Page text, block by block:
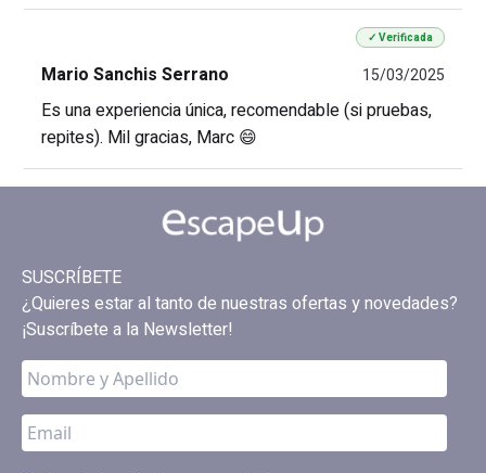
✓ Verificada
Mario Sanchis Serrano 15/03/2025
Es una experiencia única, recomendable (si pruebas,
repites). Mil gracias, Marc 😄
SUSCRÍBETE
¿Quieres estar al tanto de nuestras ofertas y novedades?
¡Suscríbete a la Newsletter!